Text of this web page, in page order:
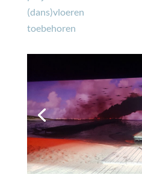
(dans)vloeren
toebehoren